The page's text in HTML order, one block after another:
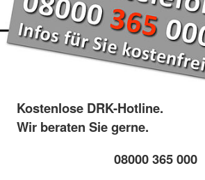
Kostenlose DRK-Hotline.
Wir beraten Sie gerne.
08000 365 000